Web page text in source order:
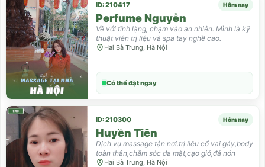
ID: 210417 Hôm nay
Perfume Nguyễn
Về với tĩnh lặng, chạm vào an nhiên. Mình là kỹ
thuật viên trị liệu và spa tay nghề cao.
Hai Bà Trưng, Hà Nội
Có thể đặt ngay
ID: 210300 Hôm nay
Huyền Tiên
Dịch vụ massage tận nơi.trị liệu cổ vai gáy,body
toàn thân,chăm sóc da mặt,cạo gió,đá nón
Hai Bà Trưng, Hà Nội